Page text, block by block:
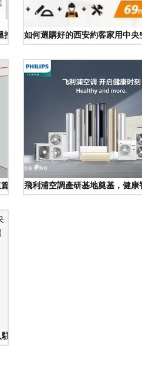
控解決方案如何選購好的西安約客家用中央
？這篇省錢秘籍最少省5W！\u201d
飛利浦空調產研基地奠基，健
丹麥最大跨國工業集團總部